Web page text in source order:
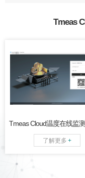
Tmeas
Tmeas Cloud温度在线监
了解更多 +
提供由各种监控系统测
控的温度和其他数据